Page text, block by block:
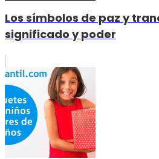
Los símbolos de paz y
significado y poder